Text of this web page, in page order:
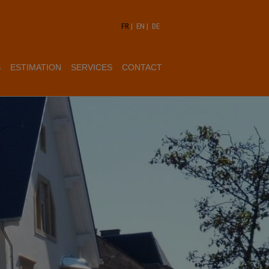
FR | EN | DE
ESTIMATION SERVICES CONTACT